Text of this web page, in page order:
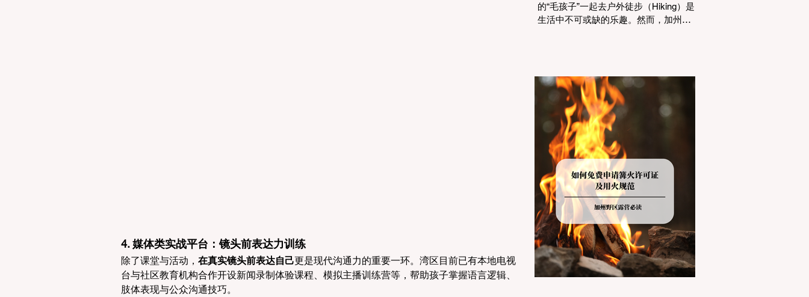
4. 媒体类实战平台：镜头前表达力训练
除了课堂与活动， 在真实镜头前表达自己更是现代沟通力的重要一环。湾区目前已有本地电视
台与社区教育机构合作开设新闻录制体验课程、模拟主播训练营等，帮助孩子掌握语言逻辑、
肢体表现与公众沟通技巧。
的“毛孩子”一起去户外徒步（Hiking）是
生活中不可或缺的乐趣。然而，加州拥
到了步道口才绝望地看到一块大大的
"No Dogs on Trail"（步道严禁犬只） 的
指示牌，这无疑会彻底毁掉整个周末。
为了避免“带狗碰壁”，您必须在出发前清
楚地了解不同公共土地系统对宠物政
策，掌握实用的路线筛选工具，并警惕
加州特有的野外环境隐患。 一、 破除宠
物政策管辖权迷雾：狗狗到底能去哪
里？ 加州的户外区域由不同的政府机构
管理，其核心保护目标决定了宠物政策
的严格程度。我们可以将其视为一条“从
严到宽”的鄙视链： 1. 极其严格：国家公
园 (National Parks) & 州立公园 (State
Parks) 政策基调： 优先保护原始生态与
野生动物。 实际规定： 在优胜美地、红